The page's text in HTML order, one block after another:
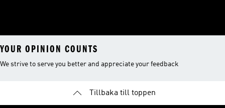
YOUR OPINION COUNTS
We strive to serve you better and appreciate your feedback
Tillbaka till toppen